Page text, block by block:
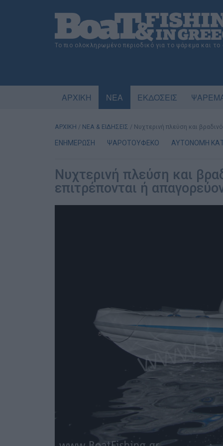
Το πιο ολοκληρωμένο περιοδικό για το ψάρεμα και
ΑΡΧΙΚΗ ΝΕΑ ΕΚΔΟΣΕΙΣ
ΑΡΧΙΚΗ / ΝΕΑ & ΕΙΔΗΣΕΙΣ / Νυχτερινή πλεύση και
ΕΝΗΜΕΡΩΣΗ ΨΑΡΟΤΟΥΦΕΚΟ ΑΥΤΟΝΟΜΗ
Νυχτερινή πλεύση και
επιτρέπονται ή